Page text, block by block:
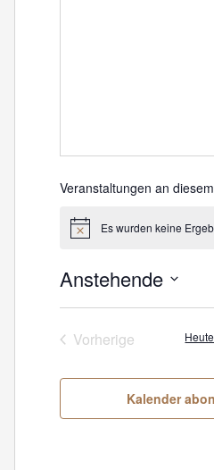
Veranstaltungen an
HinweisEs wurden keine
Anstehende
Datum
wählen.
Vorherige
Heute
Kalender